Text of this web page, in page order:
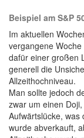
Beispiel am S&P
Im aktuellen
vergangene
dafür einer großen
generell die
Allzeithochniveau.
Man sollte jedoch
zwar um einen
Aufwärtslücke, was
wurde abverkauft,